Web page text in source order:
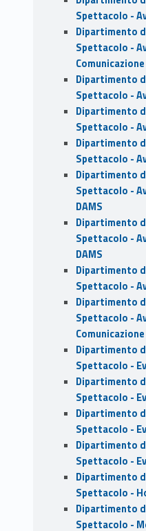
Spettacolo -
Dipartimento
Spettacolo -
Comunicazione
Dipartimento
Spettacolo -
Dipartimento
Spettacolo -
Dipartimento
Spettacolo -
Dipartimento
Spettacolo -
DAMS
Dipartimento
Spettacolo -
DAMS
Dipartimento
Spettacolo -
Dipartimento
Spettacolo -
Comunicazione
Dipartimento
Spettacolo -
Dipartimento
Spettacolo -
Dipartimento
Spettacolo -
Dipartimento
Spettacolo -
Dipartimento
Spettacolo -
Dipartimento
Spettacolo -